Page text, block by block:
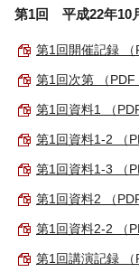
第1回 平成22年10
第1回開催記録 （
第1回次第 （PDF
第1回資料1 （
第1回資料1-2 （
第1回資料1-3 （
第1回資料2 （
第1回資料2-2 （
第1回講演記録 （